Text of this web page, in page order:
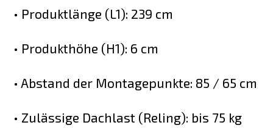
• Produktlänge (L1): 239 cm
• Produkthöhe (H1): 6 cm
• Abstand der Montagepunkte: 85 / 65 cm
• Zulässige Dachlast (Reling): bis 75 kg